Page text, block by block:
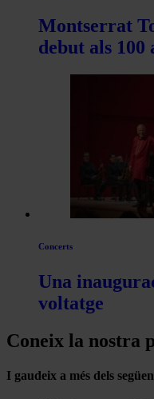
Montserrat
debut als 100
Concerts
Una
voltatge
Coneix la nostra
I gaudeix a més dels